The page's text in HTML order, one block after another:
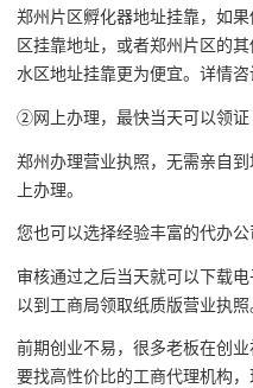
郑州片区孵化器地址挂靠，如
区挂靠地址，或者郑州片区的
水区地址挂靠更为便宜。详情咨
②网上办理，最快当天可以领证
郑州办理营业执照，无需亲自
上办理。
您也可以选择经验丰富的代办公
审核通过之后当天就可以下载
以到工商局领取纸质版营业执照
前期创业不易，很多老板在创
要找高性价比的工商代理机构